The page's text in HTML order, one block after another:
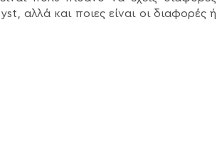
αλλά και ποιες είναι οι διαφορές ή